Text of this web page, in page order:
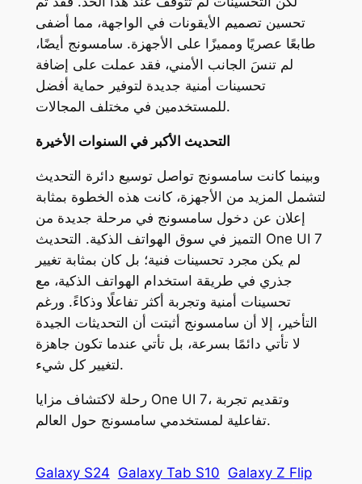
تحسين تصميم الأيقونات في الواجهة، مما أضفى
طابعًا عصريًا ومميزًا على الأجهزة. سامسونج أيضًا،
لم تنسَ الجانب الأمني، فقد عملت على إضافة
تحسينات أمنية جديدة لتوفير حماية أفضل
للمستخدمين في مختلف المجالات.
التحديث الأكبر في السنوات الأخيرة
وبينما كانت سامسونج تواصل توسيع دائرة التحديث
لتشمل المزيد من الأجهزة، كانت هذه الخطوة بمثابة
إعلان عن دخول سامسونج في مرحلة جديدة من
التميز في سوق الهواتف الذكية. التحديث One UI 7
لم يكن مجرد تحسينات فنية؛ بل كان بمثابة تغيير
جذري في طريقة استخدام الهواتف الذكية، مع
تحسينات أمنية وتجربة أكثر تفاعلًا وذكاءً. ورغم
التأخير، إلا أن سامسونج أثبتت أن التحديثات الجيدة
لا تأتي دائمًا بسرعة، بل تأتي عندما تكون جاهزة
لتغيير كل شيء.
رحلة لاكتشاف مزايا One UI 7، وتقديم تجربة
تفاعلية لمستخدمي سامسونج حول العالم.
Galaxy S24 Galaxy Tab S10 Galaxy Z Flip